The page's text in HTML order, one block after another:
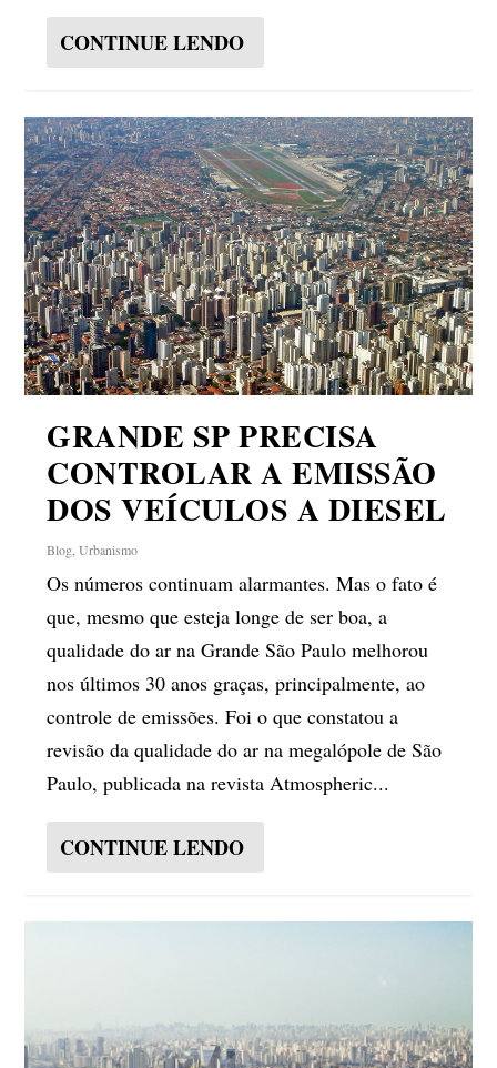
CONTINUE LENDO
GRANDE SP PRECISA
CONTROLAR A EMISSÃO
DOS VEÍCULOS A DIESEL
Blog,Urbanismo
Os números continuam alarmantes. Mas o fato é
que, mesmo que esteja longe de ser boa, a
qualidade do ar na Grande São Paulo melhorou
nos últimos 30 anos graças, principalmente, ao
controle de emissões. Foi o que constatou a
revisão da qualidade do ar na megalópole de São
Paulo, publicada na revista Atmospheric...
CONTINUE LENDO